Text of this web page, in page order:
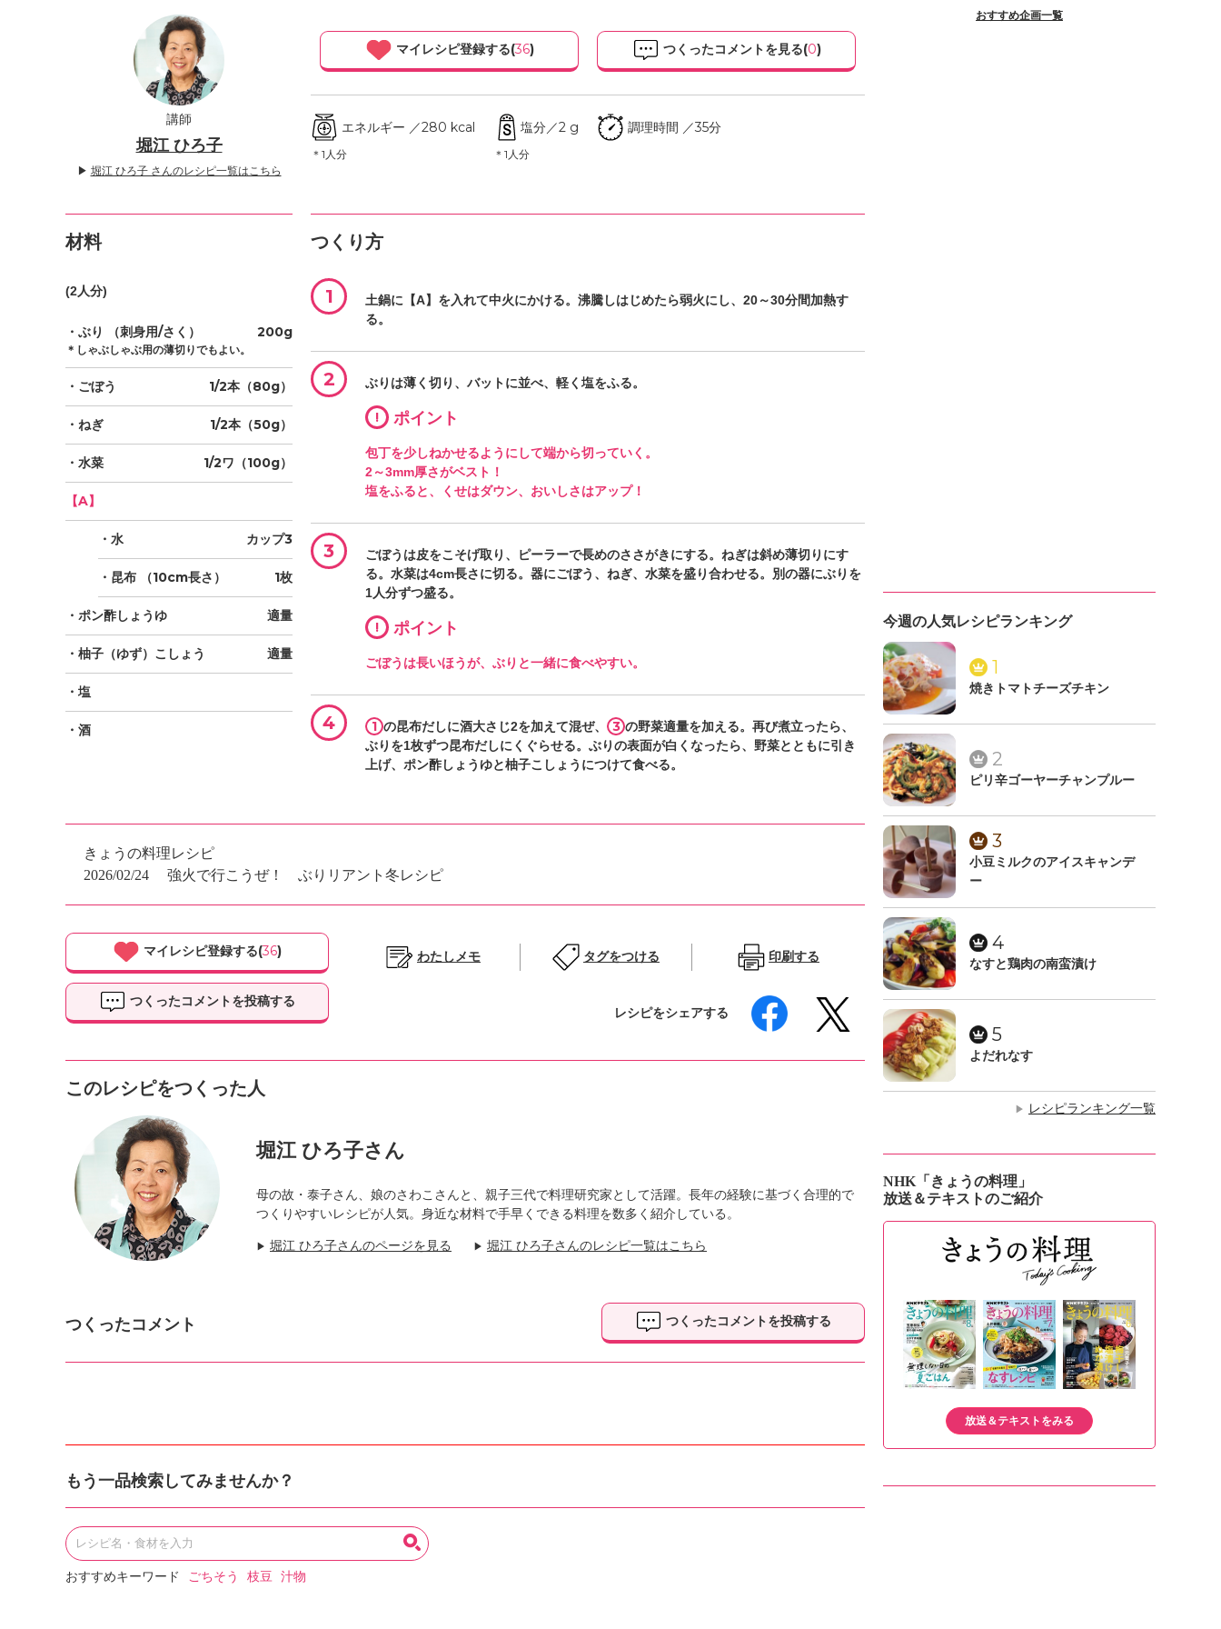
講師
堀江 ひろ子
▶ 堀江 ひろ子 さんのレシピ一覧はこちら
マイレシピ登録する(36) つくったコメントを見る(0)
エネルギー ／280 kcal
＊1人分
塩分／2 g
＊1人分
調理時間 ／35分
材料
(2人分)
・ぶり （刺身用/さく） 200g
＊しゃぶしゃぶ用の薄切りでもよい。
・ごぼう 1/2本（80g）
・ねぎ 1/2本（50g）
・水菜 1/2ワ（100g）
【A】
・水 カップ3
・昆布 （10cm長さ） 1枚
・ポン酢しょうゆ 適量
・柚子（ゆず）こしょう 適量
・塩
・酒
つくり方
1
土鍋に【A】を入れて中火にかける。沸騰しはじめたら弱火にし、20～30分間加熱す
る。
2 ぶりは薄く切り、バットに並べ、軽く塩をふる。
! ポイント
包丁を少しねかせるようにして端から切っていく。
2～3mm厚さがベスト！
塩をふると、くせはダウン、おいしさはアップ！
3
ごぼうは皮をこそげ取り、ピーラーで長めのささがきにする。ねぎは斜め薄切りにす
る。水菜は4cm長さに切る。器にごぼう、ねぎ、水菜を盛り合わせる。別の器にぶりを
1人分ずつ盛る。
! ポイント
ごぼうは長いほうが、ぶりと一緒に食べやすい。
4 1 の昆布だしに酒大さじ2を加えて混ぜ、 3 の野菜適量を加える。再び煮立ったら、
ぶりを1枚ずつ昆布だしにくぐらせる。ぶりの表面が白くなったら、野菜とともに引き
上げ、ポン酢しょうゆと柚子こしょうにつけて食べる。
きょうの料理レシピ
2026/02/24
強火で行こうぜ！ ぶりリアント冬レシピ
マイレシピ登録する(36)
つくったコメントを投稿する
わたしメモ タグをつける 印刷する
レシピをシェアする
このレシピをつくった人
堀江 ひろ子さん
母の故・泰子さん、娘のさわこさんと、親子三代で料理研究家として活躍。長年の経験に基づく合理的で
つくりやすいレシピが人気。身近な材料で手早くできる料理を数多く紹介している。
▶ 堀江 ひろ子さんのページを見る ▶ 堀江 ひろ子さんのレシピ一覧はこちら
つくったコメント つくったコメントを投稿する
もう一品検索してみませんか？
おすすめキーワード ごちそう 枝豆 汁物
おすすめ企画一覧
今週の人気レシピランキング
1
焼きトマトチーズチキン
2
ピリ辛ゴーヤーチャンプルー
3
小豆ミルクのアイスキャンデ
ー
4
なすと鶏肉の南蛮漬け
5
よだれなす
▶ レシピランキング一覧
NHK「きょうの料理」
放送＆テキストのご紹介
放送＆テキストをみる